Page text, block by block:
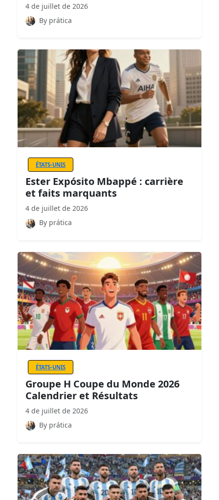
4 de juillet de 2026
By prática
ÉTATS-UNIS
Ester Expósito Mbappé : carrière
et faits marquants
4 de juillet de 2026
By prática
ÉTATS-UNIS
Groupe H Coupe du Monde 2026
Calendrier et Résultats
4 de juillet de 2026
By prática